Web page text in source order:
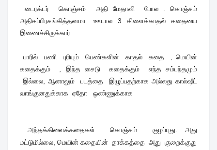
டைரக்டர் கொஞ்சம் அதி மேதாவி போல . கொஞ்சம்
அதிகப்பிரசங்கித்தனமா ஊடால 3 கிளைக்காதல் கதையை
இணைச்சிருக்கார்
பாரில் பணி புரியும் பெண்களின் காதல் கதை , மெயின்
கதைக்கும் , இந்த சைடு கதைக்கும் எந்த சம்பந்தமும்
இல்லை, ஆனாலும் படத்தை இழுப்பதற்காக அல்லது கால்ஷீட்
வாங்குனதுக்காக ஏதோ ஒண்ணுக்காக
அந்தக்கிளைக்கதைகள் கொஞ்சம் குழப்புது. அது
மட்டுமில்லை, மெயின் கதையின் தாக்கத்தை அது குறைக்குது